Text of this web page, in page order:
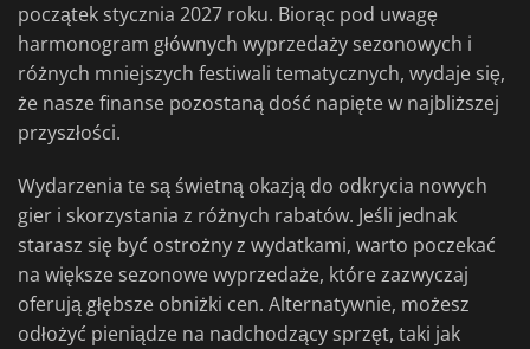
początek stycznia 2027 roku. Biorąc pod uwagę
harmonogram głównych wyprzedaży sezonowych i
różnych mniejszych festiwali tematycznych, wydaje się,
że nasze finanse pozostaną dość napięte w najbliższej
przyszłości.
Wydarzenia te są świetną okazją do odkrycia nowych
gier i skorzystania z różnych rabatów. Jeśli jednak
starasz się być ostrożny z wydatkami, warto poczekać
na większe sezonowe wyprzedaże, które zazwyczaj
oferują głębsze obniżki cen. Alternatywnie, możesz
odłożyć pieniądze na nadchodzący sprzęt, taki jak